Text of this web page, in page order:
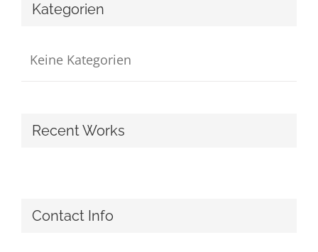
Kategorien
Keine Kategorien
Recent Works
Contact Info